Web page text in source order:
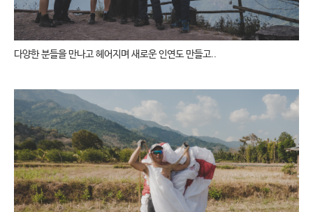
다양한 분들을 만나고 헤어지며 새로운 인연도 만들고..